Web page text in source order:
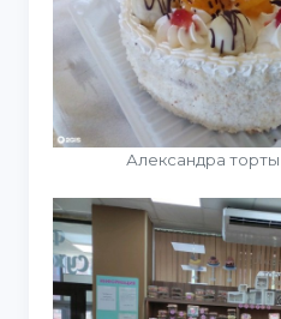
Александра